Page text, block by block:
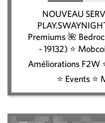
NOUVEAU
Premiums 🌺
- 19132) ⭐
Améliorations F2W
⭐ Events ⭐